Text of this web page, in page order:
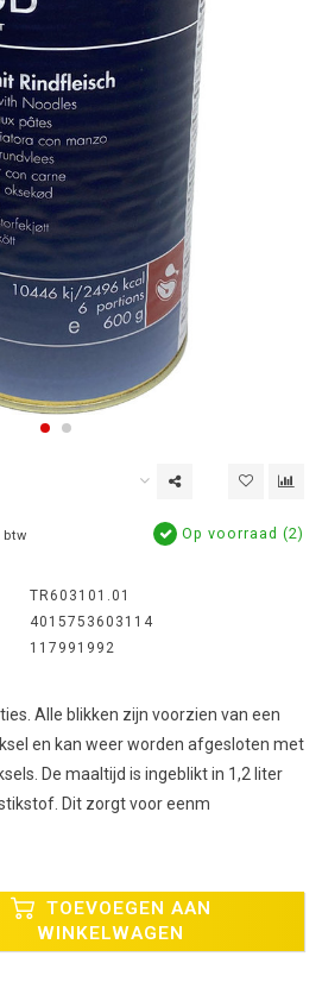
btw Op voorraad (2)
TR603101.01
4015753603114
117991992
Alle blikken zijn voorzien van een
en kan weer worden afgesloten met
De maaltijd is ingeblikt in 1,2 liter
Dit zorgt voor eenm
TOEVOEGEN AAN
WINKELWAGEN